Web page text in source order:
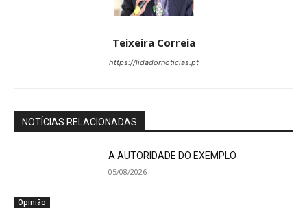
Teixeira Correia
https://lidadornoticias.pt
NOTÍCIAS RELACIONADAS
Opinião
A AUTORIDADE DO EXEMPLO
05/08/2026